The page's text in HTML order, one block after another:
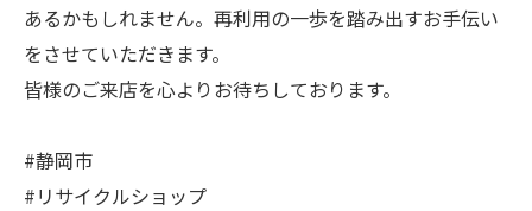
あるかもしれません。再利用の一歩を踏み出すお手伝い
をさせていただきます。
皆様のご来店を心よりお待ちしております。
#静岡市
#リサイクルショップ